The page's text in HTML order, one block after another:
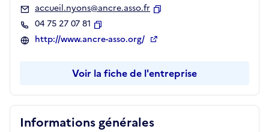
Informations générales
accueil.nyons@ancre.asso.fr
04 75 27 07 81
Copier
http://www.ancre-asso.org/
Voir la fiche de l'entreprise